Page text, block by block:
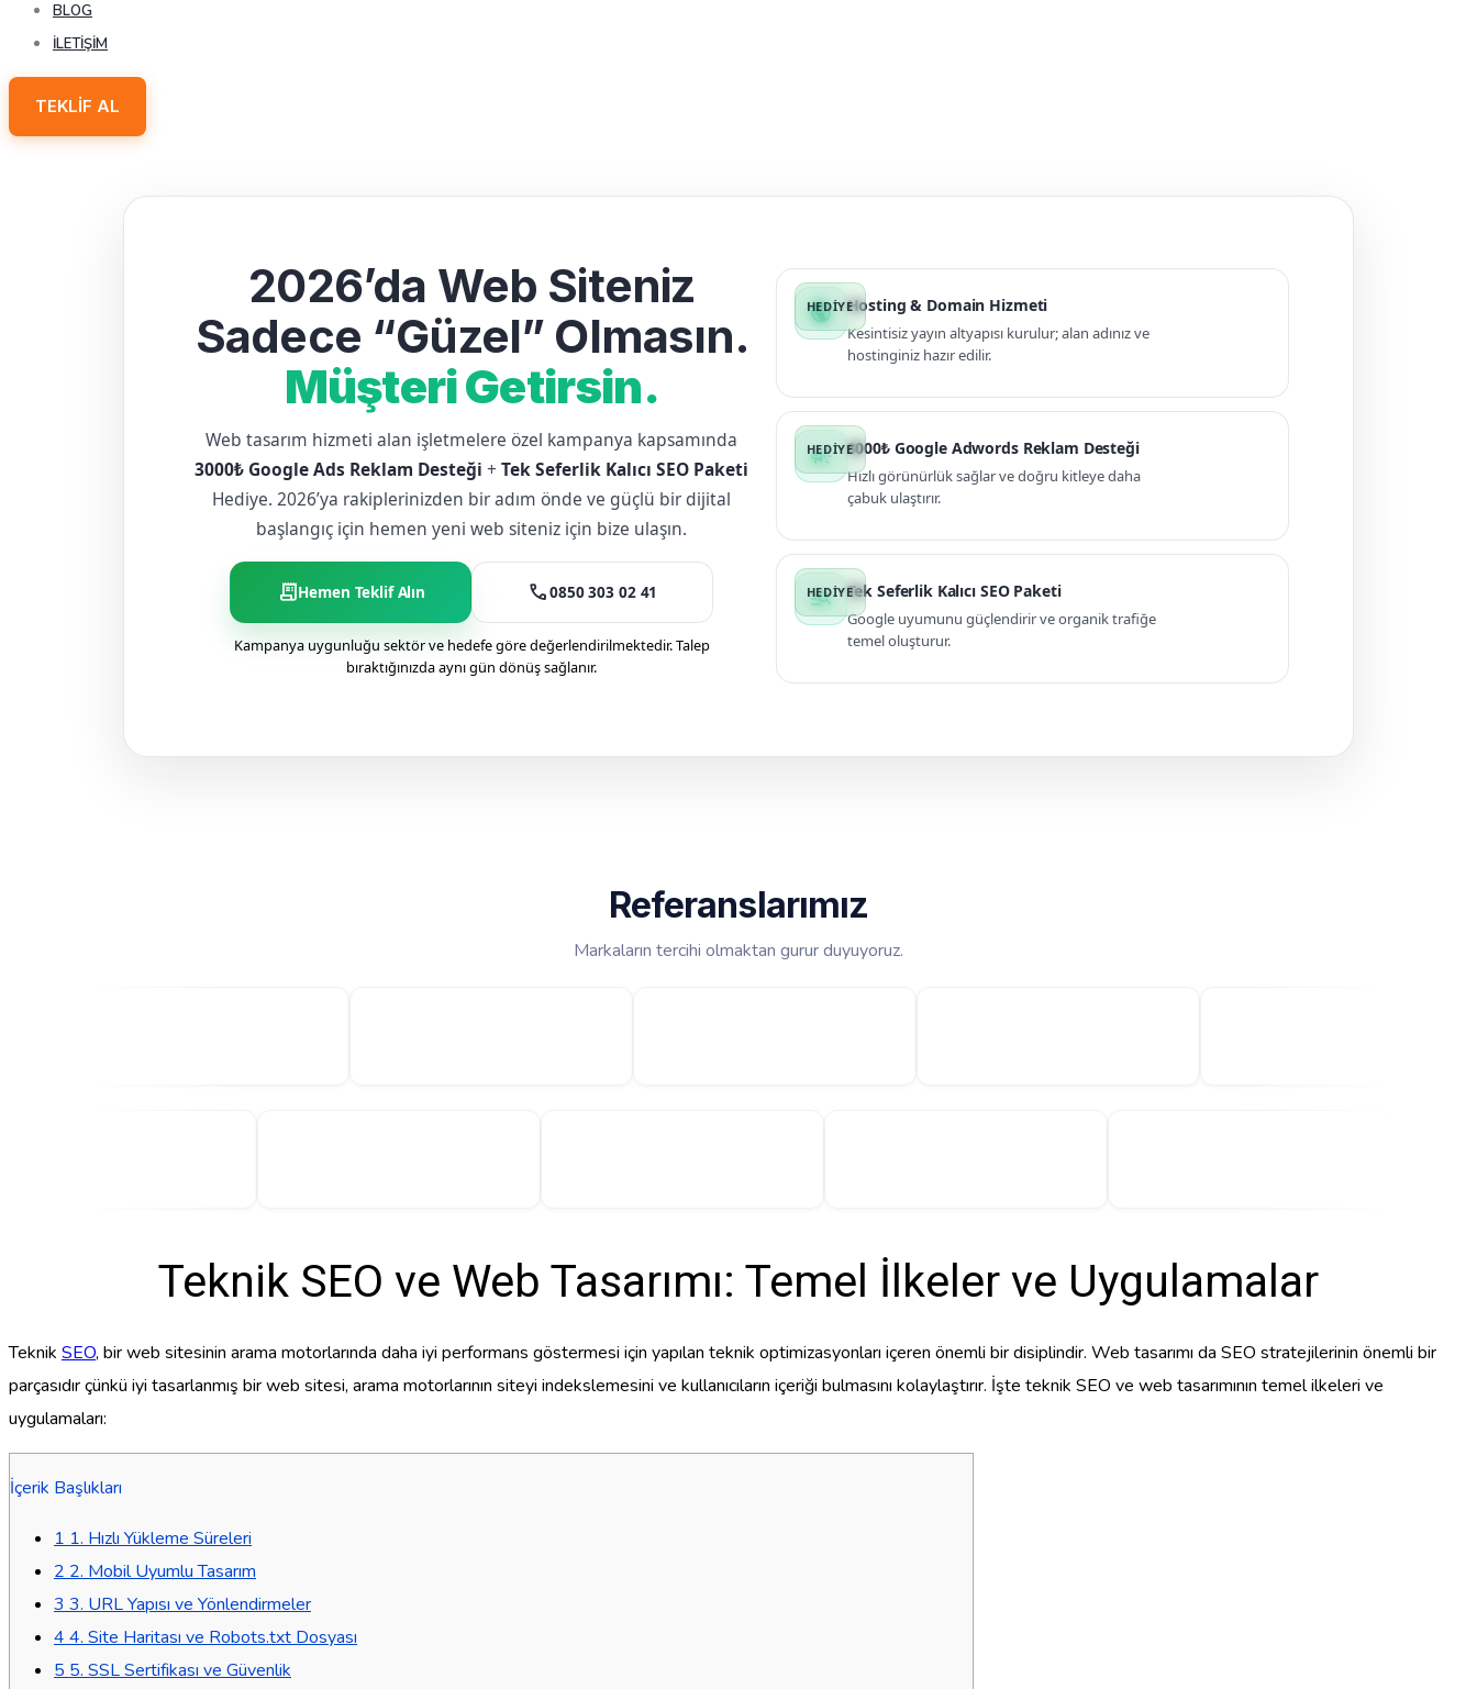
BLOG
İLETIŞIM
TEKLIF AL
2026’da Web Siteniz
Sadece “Güzel” Olmasın.
Müşteri Getirsin.
Web tasarım hizmeti alan işletmelere özel kampanya kapsamında
3000₺ Google Ads Reklam Desteği +Tek Seferlik Kalıcı SEO Paketi
Hediye. 2026’ya rakiplerinizden bir adım önde ve güçlü bir dijital
başlangıç için hemen yeni web siteniz için bize ulaşın.
receipt_longHemen Teklif Alın call0850 303 02 41
Kampanya uygunluğu sektör ve hedefe göre değerlendirilmektedir. Talep
bıraktığınızda aynı gün dönüş sağlanır.
public Hosting & Domain Hizmeti
Kesintisiz yayın altyapısı kurulur; alan adınız ve
hostinginiz hazır edilir.
campaign 3000₺ Google Adwords Reklam Desteği
Hızlı görünürlük sağlar ve doğru kitleye daha
çabuk ulaştırır.
manage_search Tek Seferlik Kalıcı SEO Paketi
Google uyumunu güçlendirir ve organik trafiğe
temel oluşturur.
Referanslarımız
Markaların tercihi olmaktan gurur duyuyoruz.
Teknik SEO ve Web Tasarımı: Temel İlkeler ve Uygulamalar
Teknik SEO, bir web sitesinin arama motorlarında daha iyi performans göstermesi için yapılan teknik optimizasyonları içeren önemli bir disiplindir. Web tasarımı da SEO stratejilerinin önemli bir
parçasıdır çünkü iyi tasarlanmış bir web sitesi, arama motorlarının siteyi indekslemesini ve kullanıcıların içeriği bulmasını kolaylaştırır. İşte teknik SEO ve web tasarımının temel ilkeleri ve
uygulamaları:
İçerik Başlıkları
1 1. Hızlı Yükleme Süreleri
2 2. Mobil Uyumlu Tasarım
3 3. URL Yapısı ve Yönlendirmeler
4 4. Site Haritası ve Robots.txt Dosyası
5 5. SSL Sertifikası ve Güvenlik